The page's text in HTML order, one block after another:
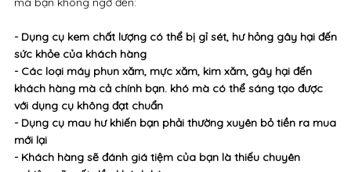
sẽ ngại khi đến bạn sử dụng dịch vụ và sẽ có rất nhiều hệ lụy
- Dụng cụ kem chất lượng có thể bị gỉ sét, hư hỏng gây hại đến
sức khỏe của khách hàng
- Các loại máy phun xăm, mực xăm, kim xăm, gây hại đến
khách hàng mà cả chính bạn. khó mà có thể sáng tạo được
với dụng cụ không đạt chuẩn
- Dụng cụ mau hư khiến bạn phải thường xuyên bỏ tiền ra mua
mới lại